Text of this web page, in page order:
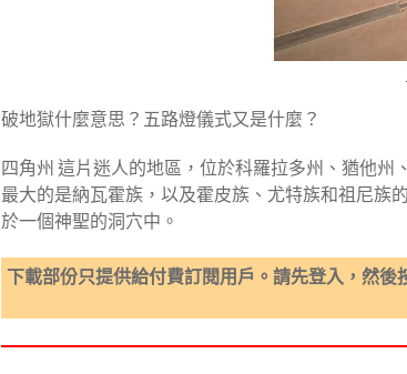
破地獄什麼意思？五路燈儀式又是什麼？
四角州 這片迷人的地區，位於科羅拉多州、猶他
最大的是納瓦霍族，以及霍皮族、尤特族和祖尼族
於一個神聖的洞穴中。
下載部份只提供給付費訂閱用戶。請先登入，然